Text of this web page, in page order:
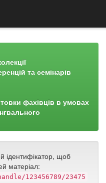
та семінарів
фахівців в умовах
ідентифікатор, щоб
матеріал:
123456789/23475